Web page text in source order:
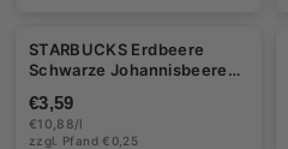
STARBUCKS Erdbeere
Schwarze Johannisbeere
(EINWEG)
€3,59
€10,88/l
zzgl. Pfand €0,25